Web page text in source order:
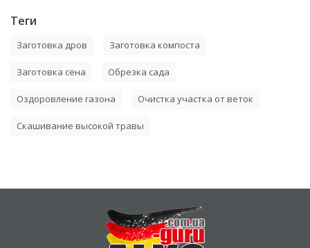
Теги
Заготовка дров Заготовка компоста
Заготовка сена Обрезка сада
Оздоровление газона Очистка участка от веток
Скашивание высокой травы